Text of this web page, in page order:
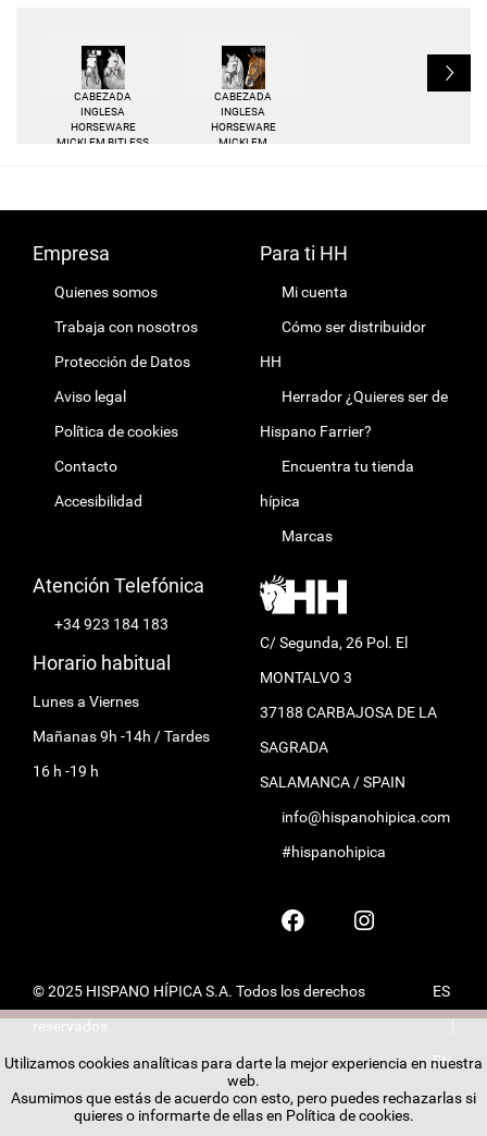
CABEZADA
INGLESA
HORSEWARE
MICKLEM BITLESS
CABEZADA
INGLESA
HORSEWARE
MICKLEM
L
Empresa
Quienes somos
Trabaja con nosotros
Protección de Datos
Aviso legal
Política de cookies
Contacto
Accesibilidad
Para ti HH
Mi cuenta
Cómo ser distribuidor
HH
Herrador ¿Quieres ser de
Hispano Farrier?
Encuentra tu tienda
hípica
Marcas
Atención Telefónica
+34 923 184 183
Horario habitual
Lunes a Viernes
Mañanas 9h -14h / Tardes
16 h -19 h
C/ Segunda, 26 Pol. El
MONTALVO 3
37188 CARBAJOSA DE LA
SAGRADA
SALAMANCA / SPAIN
info@hispanohipica.com
#hispanohipica
© 2025 HISPANO HÍPICA S.A. Todos los derechos
reservados.
ES
EN
Utilizamos cookies analíticas para darte la mejor experiencia en nuestra
web.
Asumimos que estás de acuerdo con esto, pero puedes rechazarlas si
quieres o informarte de ellas en Política de cookies.